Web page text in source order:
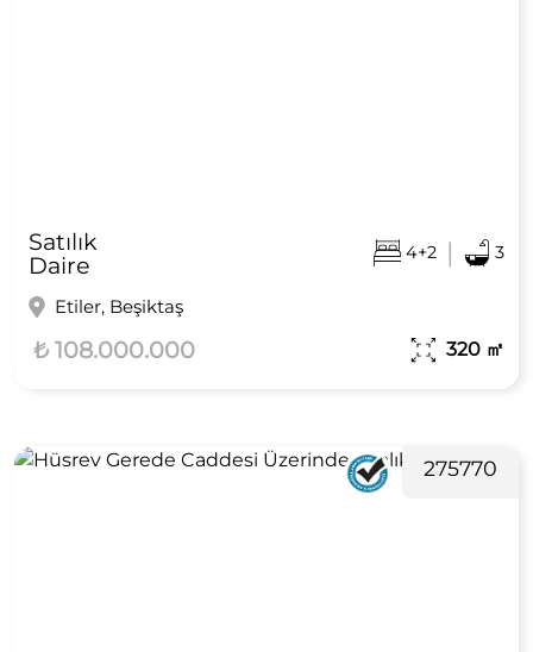
Satılık
Daire
4+2 | 3
Etiler, Beşiktaş
₺ 108.000.000 320 ㎡
275770